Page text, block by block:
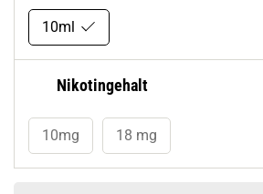
10ml
Nikotingehalt
10mg 18 mg